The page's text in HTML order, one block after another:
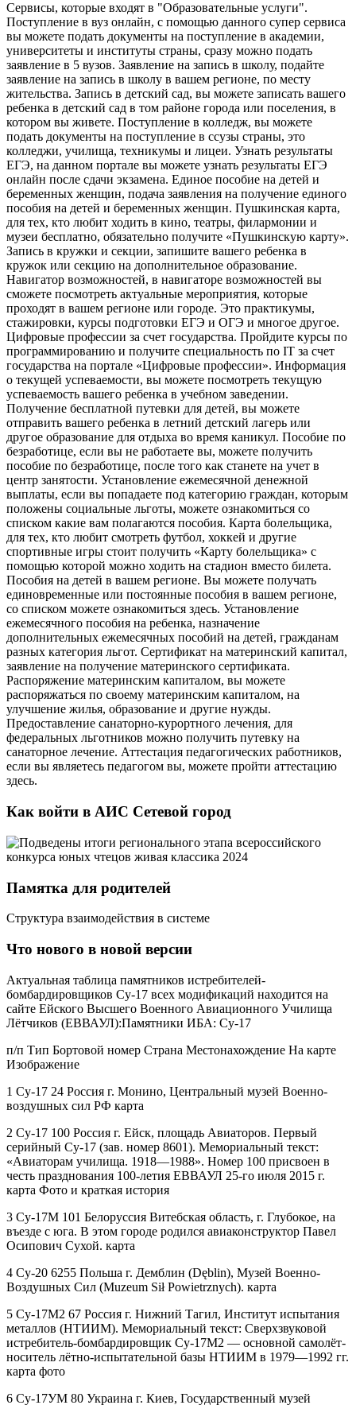
Сервисы, которые входят в "Образовательные услуги".
Поступление в вуз онлайн, с помощью данного супер сервиса
вы можете подать документы на поступление в академии,
университеты и институты страны, сразу можно подать
заявление в 5 вузов. Заявление на запись в школу, подайте
заявление на запись в школу в вашем регионе, по месту
жительства. Запись в детский сад, вы можете записать вашего
ребенка в детский сад в том районе города или поселения, в
котором вы живете. Поступление в колледж, вы можете
подать документы на поступление в ссузы страны, это
колледжи, училища, техникумы и лицеи. Узнать результаты
ЕГЭ, на данном портале вы можете узнать результаты ЕГЭ
онлайн после сдачи экзамена. Единое пособие на детей и
беременных женщин, подача заявления на получение единого
пособия на детей и беременных женщин. Пушкинская карта,
для тех, кто любит ходить в кино, театры, филармонии и
музеи бесплатно, обязательно получите «Пушкинскую карту».
Запись в кружки и секции, запишите вашего ребенка в
кружок или секцию на дополнительное образование.
Навигатор возможностей, в навигаторе возможностей вы
сможете посмотреть актуальные мероприятия, которые
проходят в вашем регионе или городе. Это практикумы,
стажировки, курсы подготовки ЕГЭ и ОГЭ и многое другое.
Цифровые профессии за счет государства. Пройдите курсы по
программированию и получите специальность по IT за счет
государства на портале «Цифровые профессии». Информация
о текущей успеваемости, вы можете посмотреть текущую
успеваемость вашего ребенка в учебном заведении.
Получение бесплатной путевки для детей, вы можете
отправить вашего ребенка в летний детский лагерь или
другое образование для отдыха во время каникул. Пособие по
безработице, если вы не работаете вы, можете получить
пособие по безработице, после того как станете на учет в
центр занятости. Установление ежемесячной денежной
выплаты, если вы попадаете под категорию граждан, которым
положены социальные льготы, можете ознакомиться со
списком какие вам полагаются пособия. Карта болельщика,
для тех, кто любит смотреть футбол, хоккей и другие
спортивные игры стоит получить «Карту болельщика» с
помощью которой можно ходить на стадион вместо билета.
Пособия на детей в вашем регионе. Вы можете получать
единовременные или постоянные пособия в вашем регионе,
со списком можете ознакомиться здесь. Установление
ежемесячного пособия на ребенка, назначение
дополнительных ежемесячных пособий на детей, гражданам
разных категория льгот. Сертификат на материнский капитал,
заявление на получение материнского сертификата.
Распоряжение материнским капиталом, вы можете
распоряжаться по своему материнским капиталом, на
улучшение жилья, образование и другие нужды.
Предоставление санаторно-курортного лечения, для
федеральных льготников можно получить путевку на
санаторное лечение. Аттестация педагогических работников,
если вы являетесь педагогом вы, можете пройти аттестацию
здесь.
Как войти в АИС Сетевой город
Памятка для родителей
Структура взаимодействия в системе
Что нового в новой версии
Актуальная таблица памятников истребителей-
бомбардировщиков Су-17 всех модификаций находится на
сайте Ейского Высшего Военного Авиационного Училища
Лётчиков (ЕВВАУЛ):Памятники ИБА: Су-17
п/п Тип Бортовой номер Страна Местонахождение На карте
Изображение
1 Су-17 24 Россия г. Монино, Центральный музей Военно-
воздушных сил РФ карта
2 Су-17 100 Россия г. Ейск, площадь Авиаторов. Первый
серийный Су-17 (зав. номер 8601). Мемориальный текст:
«Авиаторам училища. 1918—1988». Номер 100 присвоен в
честь празднования 100-летия ЕВВАУЛ 25-го июля 2015 г.
карта Фото и краткая история
3 Су-17М 101 Белоруссия Витебская область, г. Глубокое, на
въезде с юга. В этом городе родился авиаконструктор Павел
Осипович Сухой. карта
4 Су-20 6255 Польша г. Демблин (Dęblin), Музей Военно-
Воздушных Сил (Muzeum Sił Powietrznych). карта
5 Су-17М2 67 Россия г. Нижний Тагил, Институт испытания
металлов (НТИИМ). Мемориальный текст: Сверхзвуковой
истребитель-бомбардировщик Су-17М2 — основной самолёт-
носитель лётно-испытательной базы НТИИМ в 1979—1992 гг.
карта фото
6 Су-17УМ 80 Украина г. Киев, Государственный музей